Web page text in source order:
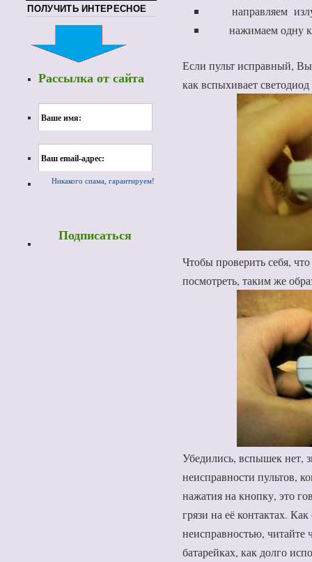
направляем
нажимаем одну
Если пульт исправный,
как вспыхивает
Чтобы проверить себя,
посмотреть, таким же
Убедились, вспышек нет,
неисправности пультов,
нажатия на кнопку, это
грязи на её контактах.
неисправностью,
батарейках, как долго
ПОЛУЧИТЬ ИНТЕРЕСНОЕ
Рассылка от сайта
Никакого спама, гарантируем!